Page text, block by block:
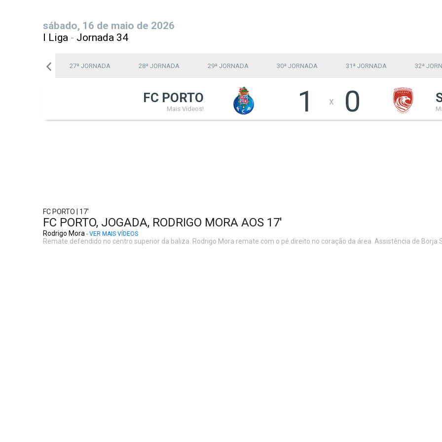
sábado, 16 de maio de 2026
I Liga - Jornada 34
27ª JORNADA 28ª JORNADA 29ª JORNADA 30ª JORNADA 31ª JORNADA 32ª
FC PORTO
Mais Vídeos! 1 x 0
FC PORTO | 17'
FC PORTO, JOGADA, RODRIGO MORA AOS 17'
Rodrigo Mora - VER MAIS VÍDEOS
Remate defendido no centro superior da baliza. Rodrigo Mora remate com o pé direito no coração da área. Assistência de Borja